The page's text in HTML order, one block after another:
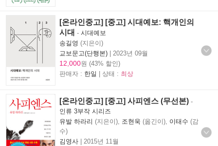
[온라인중고] [중고] 시대예보: 핵개인의
시대 - 시대예보
송길영 (지은이)
교보문고(단행본) | 2023년 09월
12,000원 (43% 할인)
판매자 : 한일 | 상태 : 최상
[온라인중고] [중고] 사피엔스 (무선본) -
인류 3부작 시리즈
유발 하라리 (지은이), 조현욱 (옮긴이), 이태수 (감
수)
김영사 | 2015년 11월